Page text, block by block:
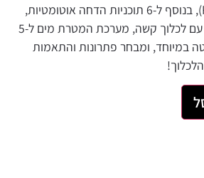
חם (Residual Drying), בנוסף ל-6 תוכניות הדחה אוטומטיות,
תוכנית מיוחדת לכלים עם לכלוך קשה, מערכת המטרת מים ל-5
במיוחד, ומבחר פתרונות והתאמות
הלכלוך!